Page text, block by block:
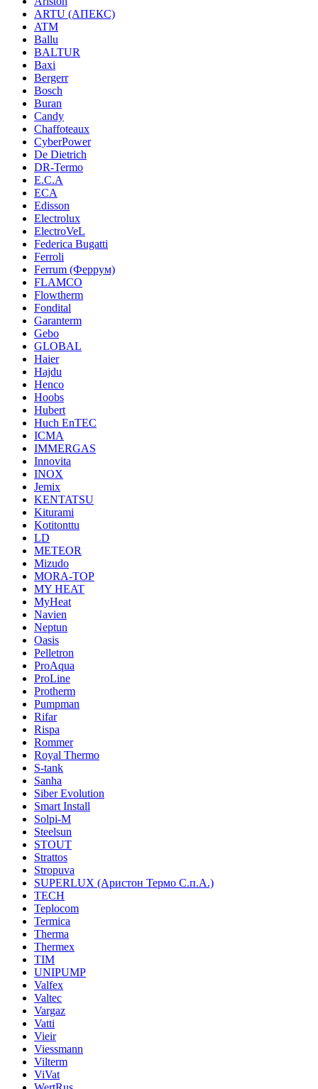
ARTU (АПЕКС)
ATM
Ballu
BALTUR
Baxi
Bergerr
Bosch
Buran
Candy
Chaffoteaux
CyberPower
De Dietrich
DR-Termo
E.C.A
ECA
Edisson
Electrolux
ElectroVeL
Federica Bugatti
Ferroli
Ferrum (Феррум)
FLAMCO
Flowtherm
Fondital
Garanterm
Gebo
GLOBAL
Haier
Hajdu
Henco
Hoobs
Hubert
Huch EnTEC
ICMA
IMMERGAS
Innovita
INOX
Jemix
KENTATSU
Kiturami
Kotitonttu
LD
METEOR
Mizudo
MORA-TOP
MY HEAT
MyHeat
Navien
Neptun
Oasis
Pelletron
ProAqua
ProLine
Protherm
Pumpman
Rifar
Rispa
Rommer
Royal Thermo
S-tank
Sanha
Siber Evolution
Smart Install
Solpi-M
Steelsun
STOUT
Strattos
Stropuva
SUPERLUX (Аристон Термо С.п.А.)
TECH
Teplocom
Termica
Therma
Thermex
TIM
UNIPUMP
Valfex
Valtec
Vargaz
Vatti
Vieir
Viessmann
Vilterm
ViVat